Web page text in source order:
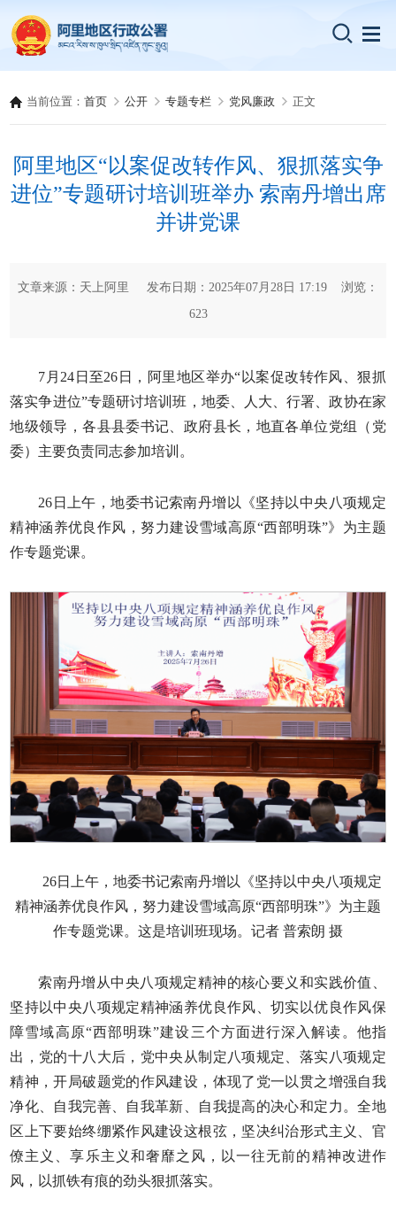
当前位置：首页 公开 专题专栏 党风廉政 正文
阿里地区“以案促改转作风、狠抓落实争
进位”专题研讨培训班举办 索南丹增出席
并讲党课
文章来源：天上阿里 发布日期：2025年07月28日 17:19 浏览：
623
7月24日至26日，阿里地区举办“以案促改转作风、狠抓
落实争进位”专题研讨培训班，地委、人大、行署、政协在家
地级领导，各县县委书记、政府县长，地直各单位党组（党
委）主要负责同志参加培训。
26日上午，地委书记索南丹增以《坚持以中央八项规定
精神涵养优良作风，努力建设雪域高原“西部明珠”》为主题
作专题党课。
26日上午，地委书记索南丹增以《坚持以中央八项规定
精神涵养优良作风，努力建设雪域高原“西部明珠”》为主题
作专题党课。这是培训班现场。记者 普索朗 摄
索南丹增从中央八项规定精神的核心要义和实践价值、
坚持以中央八项规定精神涵养优良作风、切实以优良作风保
障雪域高原“西部明珠”建设三个方面进行深入解读。他指
出，党的十八大后，党中央从制定八项规定、落实八项规定
精神，开局破题党的作风建设，体现了党一以贯之增强自我
净化、自我完善、自我革新、自我提高的决心和定力。全地
区上下要始终绷紧作风建设这根弦，坚决纠治形式主义、官
僚主义、享乐主义和奢靡之风，以一往无前的精神改进作
风，以抓铁有痕的劲头狠抓落实。